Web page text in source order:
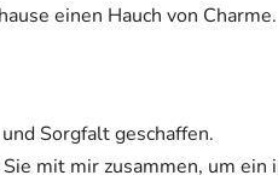
einen Hauch von Charme.
Sorgfalt geschaffen.
mit mir zusammen, um ein